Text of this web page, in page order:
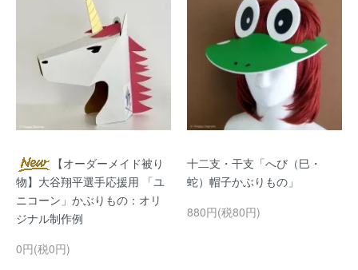
【オーダーメイド被り
物】大谷翔平選手応援用 「ユ
ニコーン」かぶりもの：オリ
ジナル制作例
0円(税0円)
十二支・干支「へび（巳・
蛇）帽子かぶりもの」
880円(税80円)